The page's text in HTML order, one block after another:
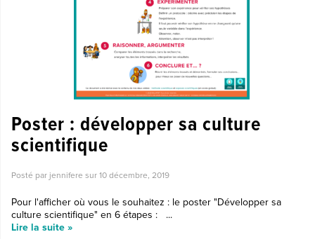
Poster : développer sa culture
scientifique
Posté par jennifere sur 10 décembre, 2019
Pour l'afficher où vous le souhaitez : le poster "Développer sa
culture scientifique" en 6 étapes : ...
Lire la suite »